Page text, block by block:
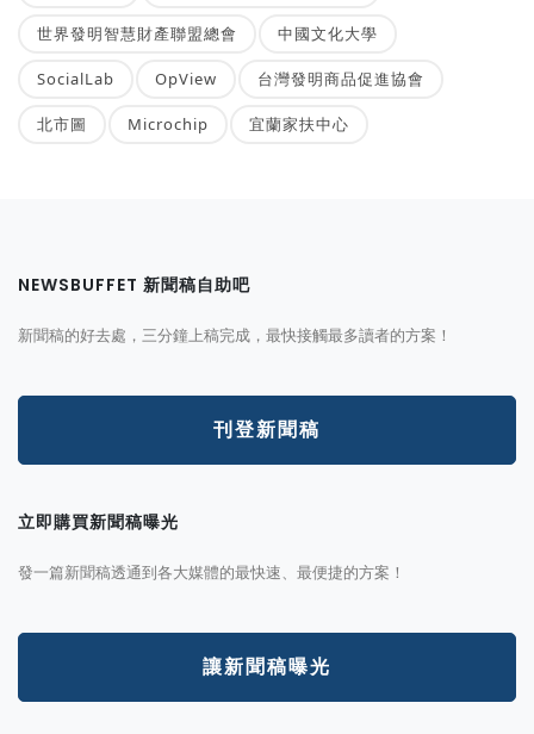
世界發明智慧財產聯盟總會 中國文化大學
SocialLab OpView 台灣發明商品促進協會
北市圖 Microchip 宜蘭家扶中心
NEWSBUFFET 新聞稿自助吧
新聞稿的好去處，三分鐘上稿完成，最快接觸最多讀者的方案！
刊登新聞稿
立即購買新聞稿曝光
發一篇新聞稿透通到各大媒體的最快速、最便捷的方案！
讓新聞稿曝光